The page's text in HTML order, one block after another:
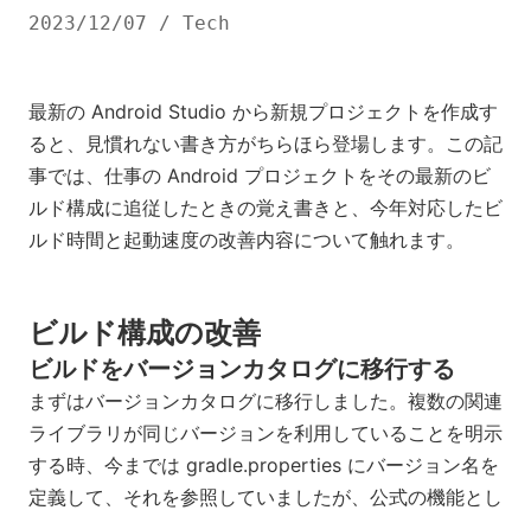
2023/12/07 / Tech
最新の Android Studio から新規プロジェクトを作成す
ると、見慣れない書き方がちらほら登場します。この記
事では、仕事の Android プロジェクトをその最新のビ
ルド構成に追従したときの覚え書きと、今年対応したビ
ルド時間と起動速度の改善内容について触れます。
ビルド構成の改善
ビルドをバージョンカタログに移行する
まずはバージョンカタログに移行しました。複数の関連
ライブラリが同じバージョンを利用していることを明示
する時、今までは gradle.properties にバージョン名を
定義して、それを参照していましたが、公式の機能とし